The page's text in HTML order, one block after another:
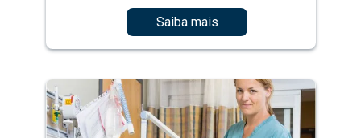
Saiba mais